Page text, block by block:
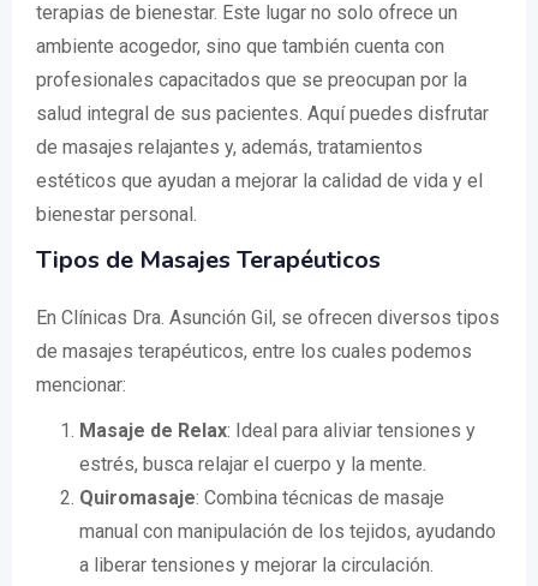
terapias de bienestar. Este lugar no solo ofrece un
ambiente acogedor, sino que también cuenta con
profesionales capacitados que se preocupan por la
salud integral de sus pacientes. Aquí puedes disfrutar
de masajes relajantes y, además, tratamientos
estéticos que ayudan a mejorar la calidad de vida y el
bienestar personal.
Tipos de Masajes Terapéuticos
En Clínicas Dra. Asunción Gil, se ofrecen diversos tipos
de masajes terapéuticos, entre los cuales podemos
mencionar:
Masaje de Relax: Ideal para aliviar tensiones y
estrés, busca relajar el cuerpo y la mente.
Quiromasaje: Combina técnicas de masaje
manual con manipulación de los tejidos, ayudando
a liberar tensiones y mejorar la circulación.